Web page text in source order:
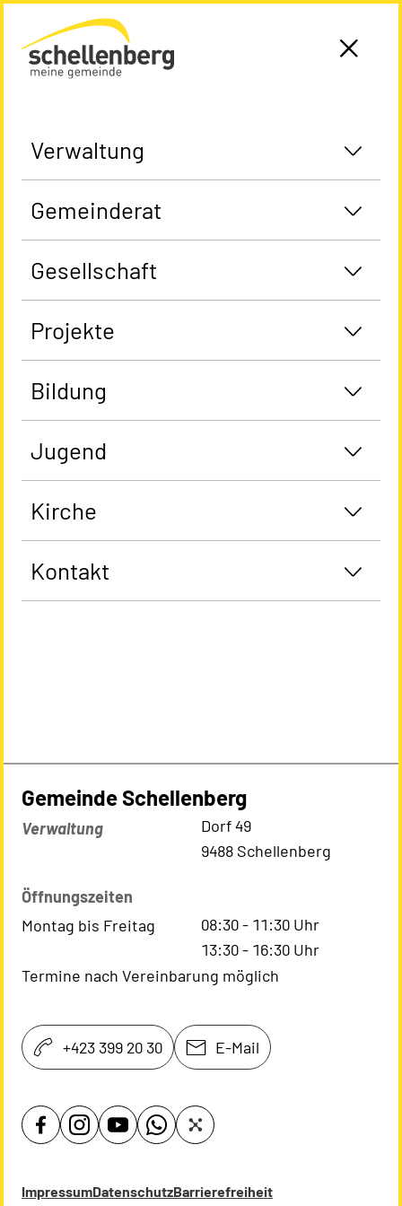
Gemeinde Schellenberg Startseite
Verwaltung
Gemeinderat
Gesellschaft
Projekte
Bildung
Jugend
Kirche
Kontakt
Gemeinde Schellenberg
Verwaltung
Dorf 49
9488 Schellenberg
Öffnungszeiten
Montag bis Freitag
08:30- 11:30 Uhr
13:30- 16:30 Uhr
Termine nach Vereinbarung möglich
+423 399 20 30 E-Mail
ImpressumDatenschutzBarrierefreiheit